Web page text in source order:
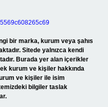
bir marka, kurum veya şahıs
Sitede yalnızca kendi
Burada yer alan içerikler
kurum ve kişiler hakkında
ve kişiler ile isim
bilgiler taslak